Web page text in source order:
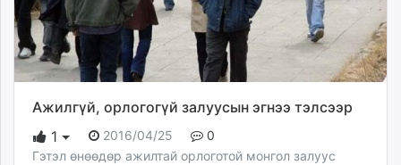
shuum.mn
times.mn
tvmongolia.mn
mass.mn
unegui.mn
assa.mn
toim.mn
Ажилгүй, орлогогүй залуусын эгнээ тэлсээр
1
2016/04/25
0
Гэтэл өнөөдөр ажилтай орлоготой монгол залуус